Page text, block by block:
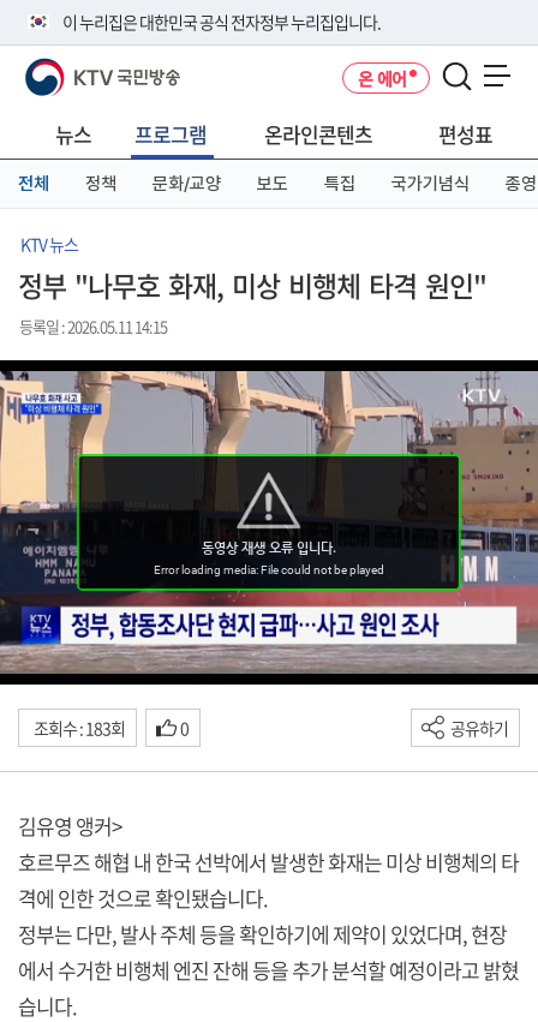
이 누리집은 대한민국 공식 전자정부 누리집입니다.
공식 누리집 주소 확인하기
니다.
이밖에 or.kr 또는 .kr등 다른 도메인 주소를 사용하고 있다면 아래 URL에
서 도메인 주소를 확인해 보세요
KTV 국민방송 온 에어
뉴스 프로그램 온라인콘텐츠 편성표
전체 정책 문화/교양 보도 특집 국가기념식 종영
KTV 뉴스
정부 "나무호 화재, 미상 비행체 타격 원인"
등록일 : 2026.05.11 14:15
조회수 : 183회 0 공유하기
김유영 앵커>
호르무즈 해협 내 한국 선박에서 발생한 화재는 미상 비행체의 타
격에 인한 것으로 확인됐습니다.
정부는 다만, 발사 주체 등을 확인하기에 제약이 있었다며, 현장
에서 수거한 비행체 엔진 잔해 등을 추가 분석할 예정이라고 밝혔
습니다.